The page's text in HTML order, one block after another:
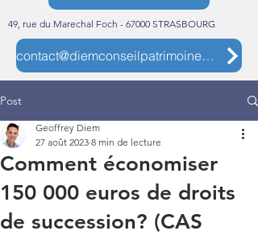
49, rue du Marechal Foch - 67000 STRASBOURG
contact@diemconseilpatrimoine.com
Post
Comment économiser
150 000 euros de droits
de succession? (CAS
Geoffrey Diem
27 août 2023 8 min de lecture